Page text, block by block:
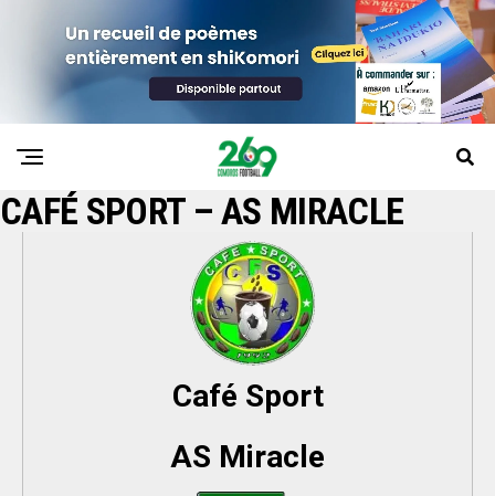
CAFÉ SPORT – AS MIRACLE
Café Sport
AS Miracle